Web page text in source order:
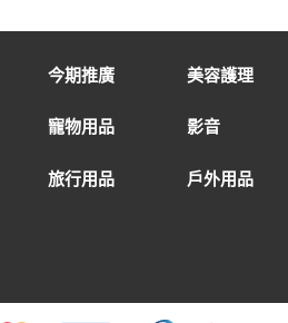
今期推廣 美容護理
寵物用品 影音
旅行用品 戶外用品